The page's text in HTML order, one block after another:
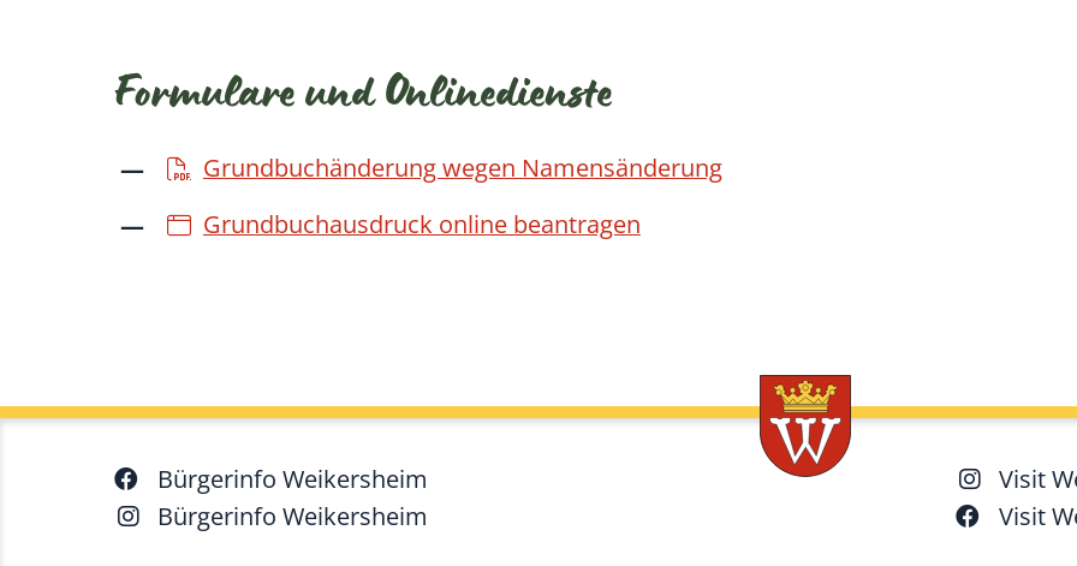
Formulare und Onlinedienste
Grundbuchänderung wegen Namensänderung
Grundbuchausdruck online beantragen
Bürgerinfo Weikersheim
Bürgerinfo Weikersheim
Visit
Visit